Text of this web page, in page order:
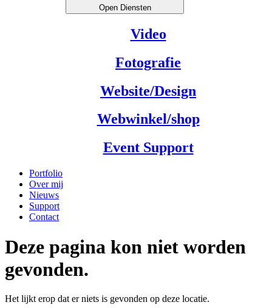
Open Diensten
Video
Fotografie
Website/Design
Webwinkel/shop
Event Support
Portfolio
Over mij
Nieuws
Support
Contact
Deze pagina kon niet worden
gevonden.
Het lijkt erop dat er niets is gevonden op deze locatie.